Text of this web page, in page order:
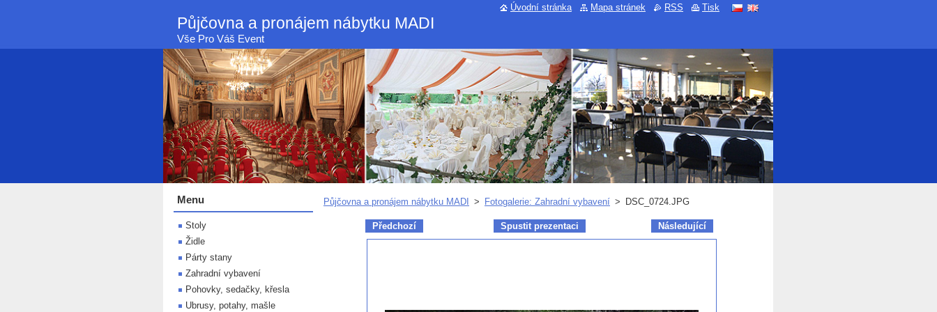
Půjčovna a pronájem nábytku MADI
Vše Pro Váš Event
Půjčovna a pronájem nábytku MADI > Fotogalerie: Zahradní vybavení > DSC_0724.JPG
Předchozí Spustit prezentaci Následující
Menu
Stoly
Židle
Párty stany
Zahradní vybavení
Pohovky, sedačky, křesla
Ubrusy, potahy, mašle
Úvodní stránka Mapa stránek RSS Tisk